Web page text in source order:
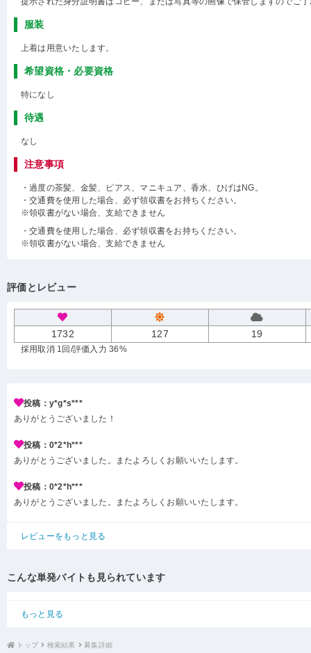
服装
上着は用意いたします。
希望資格・必要資格
特になし
待遇
なし
注意事項
・過度の茶髪、金髪、ピアス、マニキュア、香水、ひげはNG。
・交通費を使用した場合、必ず領収書をお持ちください。
※領収書がない場合、支給できません
・交通費を使用した場合、必ず領収書をお持ちください。
※領収書がない場合、支給できません
評価とレビュー
1732 127 19
採用取消 1回 /評価入力 36%
投稿：y*g*s***
ありがとうございました！
投稿：0*2*h***
ありがとうございました。またよろしくお願いいたします。
投稿：0*2*h***
ありがとうございました。またよろしくお願いいたします。
レビューをもっと見る
こんな単発バイトも見られています
もっと見る
トップ 検索結果 募集詳細